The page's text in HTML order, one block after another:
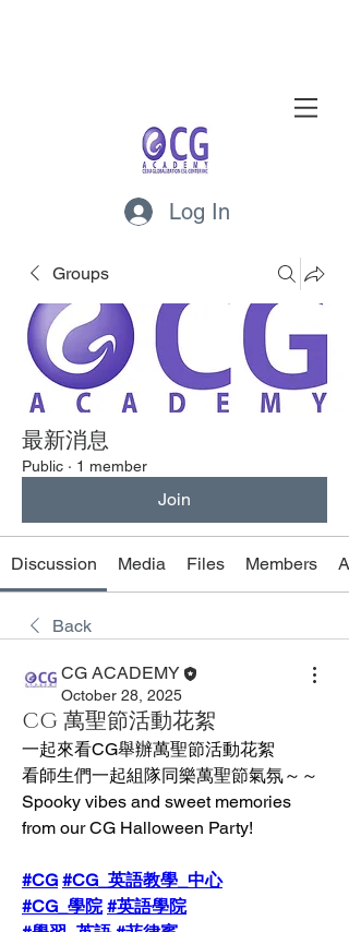
Log In
Groups
最新消息
Public · 1 member
Join
Discussion Media Files Members
Back
CG ACADEMY
October 28, 2025
CG 萬聖節活動花絮
一起來看CG舉辦萬聖節活動花絮
看師生們一起組隊同樂萬聖節氣氛～～
Spooky vibes and sweet memories
from our CG Halloween Party!
#CG #CG_英語教學_中心
#CG_學院 #英語學院